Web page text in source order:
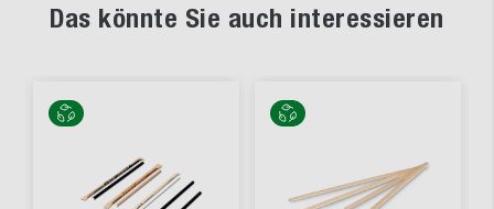
Das könnte Sie auch interessieren